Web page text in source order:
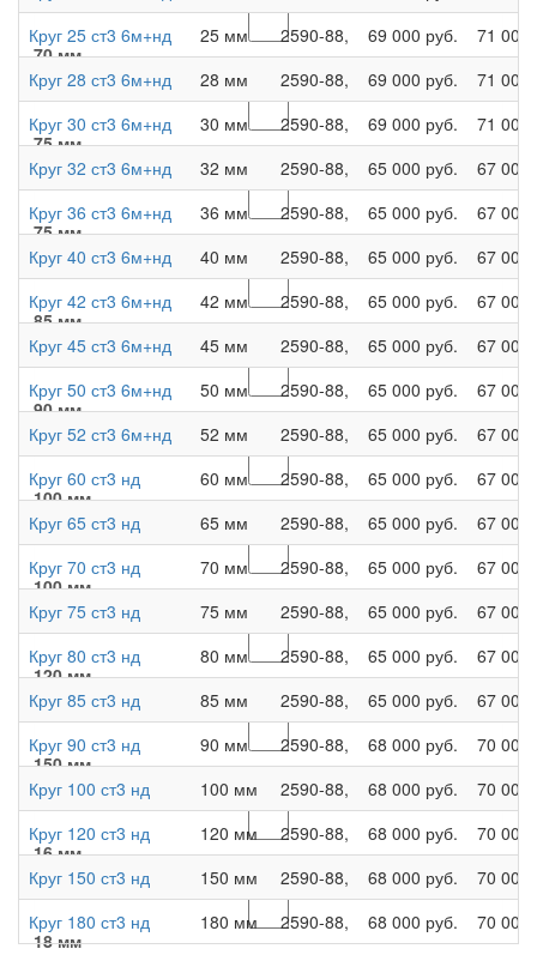
70 мм
75 мм
75 мм
85 мм
90 мм
100 мм
100 мм
120 мм
150 мм
16 мм
18 мм
Круг 25 ст3 6м+нд
25 мм 2590-88, 69 000 руб.
71 000
Круг 28 ст3 6м+нд
28 мм 2590-88, 69 000 руб.
71 000
Круг 30 ст3 6м+нд
30 мм 2590-88, 69 000 руб.
71 000
Круг 32 ст3 6м+нд
32 мм 2590-88, 65 000 руб.
67 000
Круг 36 ст3 6м+нд
36 мм 2590-88, 65 000 руб.
67 000
Круг 40 ст3 6м+нд
40 мм 2590-88, 65 000 руб.
67 000
Круг 42 ст3 6м+нд
42 мм 2590-88, 65 000 руб.
67 000
Круг 45 ст3 6м+нд
45 мм 2590-88, 65 000 руб.
67 000
Круг 50 ст3 6м+нд
50 мм 2590-88, 65 000 руб.
67 000
Круг 52 ст3 6м+нд
52 мм 2590-88, 65 000 руб.
67 000
Круг 60 ст3 нд
60 мм 2590-88, 65 000 руб.
67 000
Круг 65 ст3 нд
65 мм 2590-88, 65 000 руб.
67 000
Круг 70 ст3 нд
70 мм 2590-88, 65 000 руб.
67 000
Круг 75 ст3 нд
75 мм 2590-88, 65 000 руб.
67 000
Круг 80 ст3 нд
80 мм 2590-88, 65 000 руб.
67 000
Круг 85 ст3 нд
85 мм 2590-88, 65 000 руб.
67 000
Круг 90 ст3 нд
90 мм 2590-88, 68 000 руб.
70 000
Круг 100 ст3 нд
100 мм 2590-88, 68 000 руб.
70 000
Круг 120 ст3 нд
120 мм 2590-88, 68 000 руб.
70 000
Круг 150 ст3 нд
150 мм 2590-88, 68 000 руб.
70 000
Круг 180 ст3 нд
180 мм 2590-88, 68 000 руб. 70 000